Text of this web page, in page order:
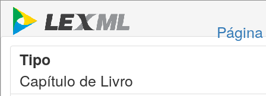
Tipo
Capítulo de Livro